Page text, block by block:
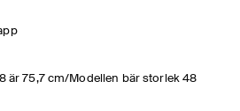
är 75,7 cm/Modellen bär storlek 48